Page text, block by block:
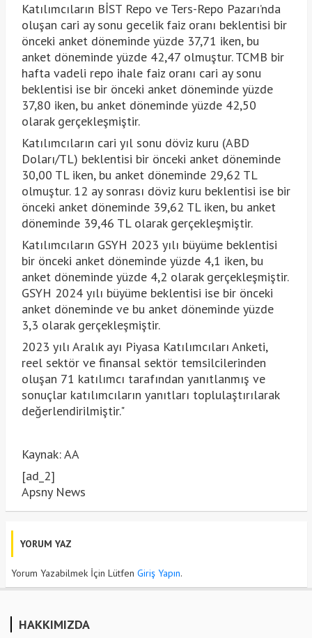
Katılımcıların BİST Repo ve Ters-Repo Pazarı’nda
oluşan cari ay sonu gecelik faiz oranı beklentisi bir
önceki anket döneminde yüzde 37,71 iken, bu
anket döneminde yüzde 42,47 olmuştur. TCMB bir
hafta vadeli repo ihale faiz oranı cari ay sonu
beklentisi ise bir önceki anket döneminde yüzde
37,80 iken, bu anket döneminde yüzde 42,50
olarak gerçekleşmiştir.
Katılımcıların cari yıl sonu döviz kuru (ABD
Doları/TL) beklentisi bir önceki anket döneminde
30,00 TL iken, bu anket döneminde 29,62 TL
olmuştur. 12 ay sonrası döviz kuru beklentisi ise bir
önceki anket döneminde 39,62 TL iken, bu anket
döneminde 39,46 TL olarak gerçekleşmiştir.
Katılımcıların GSYH 2023 yılı büyüme beklentisi
bir önceki anket döneminde yüzde 4,1 iken, bu
anket döneminde yüzde 4,2 olarak gerçekleşmiştir.
GSYH 2024 yılı büyüme beklentisi ise bir önceki
anket döneminde ve bu anket döneminde yüzde
3,3 olarak gerçekleşmiştir.
2023 yılı Aralık ayı Piyasa Katılımcıları Anketi,
reel sektör ve finansal sektör temsilcilerinden
oluşan 71 katılımcı tarafından yanıtlanmış ve
sonuçlar katılımcıların yanıtları toplulaştırılarak
değerlendirilmiştir."
Kaynak: AA
[ad_2]
Apsny News
YORUM YAZ
Yorum Yazabilmek İçin Lütfen Giriş Yapın.
HAKKIMIZDA